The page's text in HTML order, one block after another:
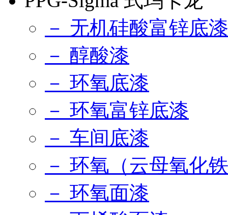
－ 无机硅酸富锌底漆
－ 醇酸漆
－ 环氧底漆
－ 环氧富锌底漆
－ 车间底漆
－ 环氧（云母氧化
－ 环氧面漆